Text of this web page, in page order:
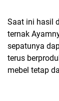
Saat ini hasil
ternak
sepatunya
terus
mebel tetap